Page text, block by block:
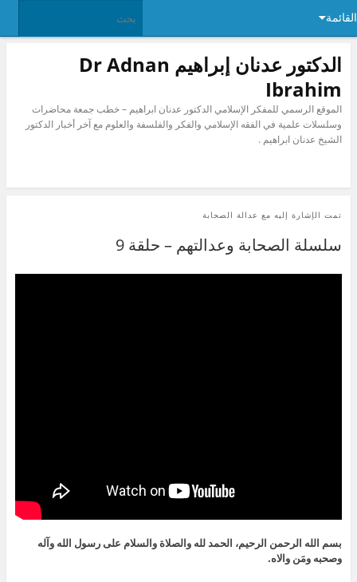
القائمة
الدكتور عدنان إبراهيم Dr Adnan
Ibrahim
الموقع الرسمي للمفكر الإسلامي الدكتور عدنان ابراهيم – خطب جمعة محاضرات
وسلسلات علمية في الفقه الإسلامي والفكر والفلسفة والعلوم مع آخر أخبار الدكتور
الشيخ عدنان ابراهيم .
تمت الإشارة إليه مع عدالة الصحابة
سلسلة الصحابة وعدالتهم – حلقة 9
بسم الله الرحمن الرحيم، الحمد لله والصلاة والسلام على رسول الله وآله
وصحبه ومَن والاه.